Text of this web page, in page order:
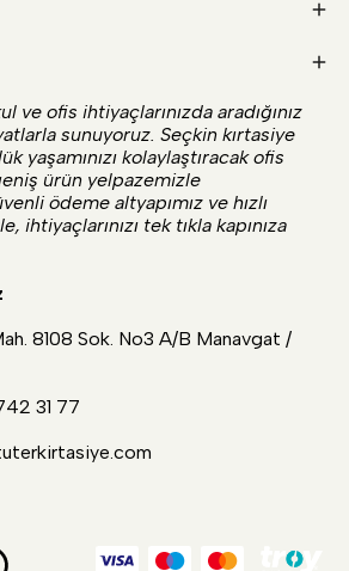
ve ofis ihtiyaçlarınızda aradığınız
sunuyoruz. Seçkin kırtasiye
yaşamınızı kolaylaştıracak ofis
ürün yelpazemizle
ödeme altyapımız ve hızlı
ihtiyaçlarınızı tek tıkla kapınıza
8108 Sok. No3 A/B Manavgat /
31 77